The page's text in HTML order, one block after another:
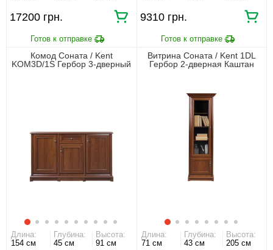
17200 грн. 9310 грн.
Комод Соната / Kent
KOM3D/1S Гербор 3-дверный
Длина:
154 см
Глубина:
45 см
Высота:
91 см
Витрина Соната / Kent 1DL
Гербор 2-дверная Каштан
Длина:
71 см
Глубина:
43 см
Высота:
205 см